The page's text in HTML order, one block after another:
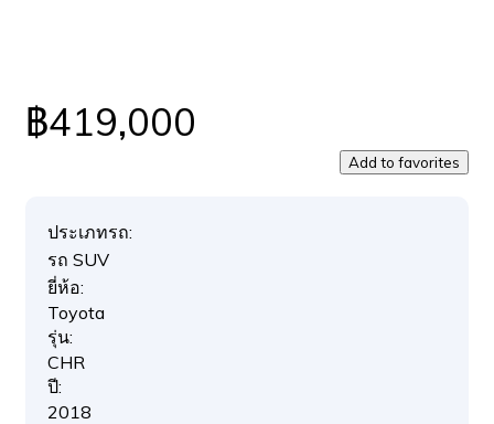
฿419,000
Add to favorites
ประเภทรถ:
รถ SUV
ยี่ห้อ:
Toyota
รุ่น:
CHR
ปี:
2018